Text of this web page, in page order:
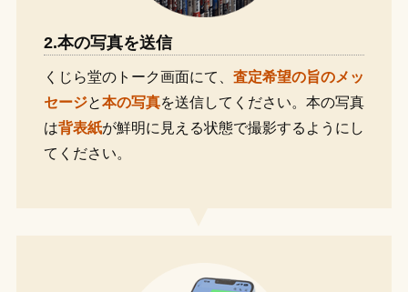
2.本の写真を送信
くじら堂のトーク画面にて、 査定希望の旨のメッ
セージと本の写真を送信してください。本の写真
は背表紙が鮮明に見える状態で撮影するようにし
てください。